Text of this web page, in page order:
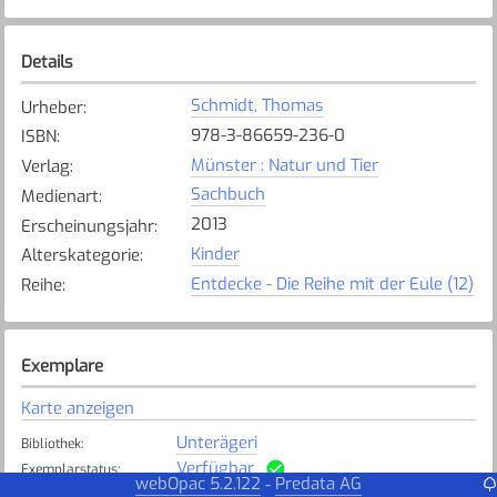
Details
Urheber:
Schmidt, Thomas
ISBN:
978-3-86659-236-0
Verlag:
Münster : Natur und Tier
Medienart:
Sachbuch
Erscheinungsjahr:
2013
Alterskategorie:
Kinder
Reihe: Entdecke - Die Reihe mit der Eule (12)
Exemplare
Karte anzeigen
Bibliothek: Unterägeri
Exemplarstatus: Verfügbar
webOpac 5.2.122 - Predata AG